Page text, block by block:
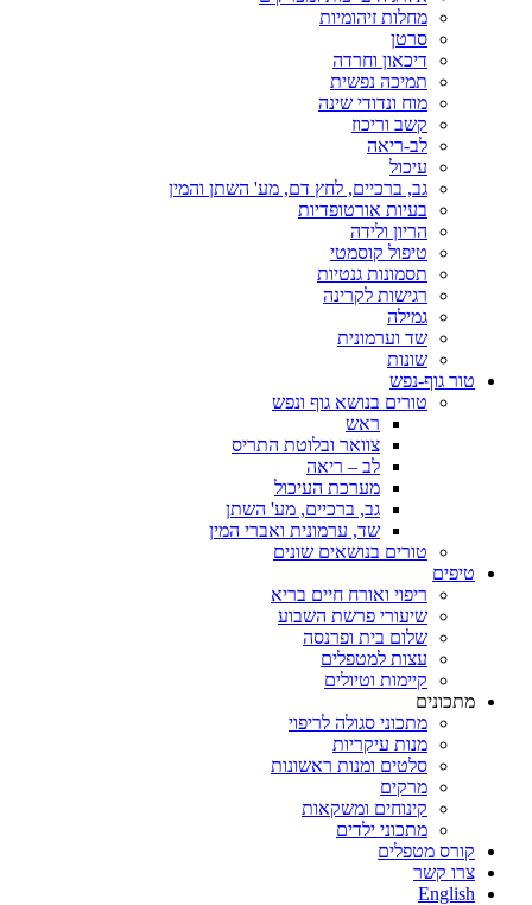
מחלות זיהומיות
סרטן
דיכאון וחרדה
תמיכה נפשית
מוח ונדודי שינה
קשב וריכוז
לב-ריאה
עיכול
גב, ברכיים, לחץ דם, מע' השתן והמין
בעיות אורטופדיות
הריון ולידה
טיפול קוסמטי
תסמונות גנטיות
רגישות לקרינה
גמילה
שד וערמונית
שונות
טור גוף-נפש
טורים בנושא גוף ונפש
ראש
צוואר ובלוטת התריס
לב – ריאה
מערכת העיכול
גב, ברכיים, מע' השתן
שד, ערמונית ואברי המין
טורים בנושאים שונים
טיפים
ריפוי ואורח חיים בריא
שיעורי פרשת השבוע
שלום בית ופרנסה
עצות למטפלים
קיימות וטיולים
מתכונים
מתכוני סגולה לריפוי
מנות עיקריות
סלטים ומנות ראשונות
מרקים
קינוחים ומשקאות
מתכוני ילדים
קורס מטפלים
צרו קשר
English